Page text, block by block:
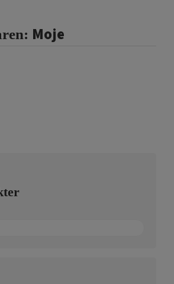
Moje